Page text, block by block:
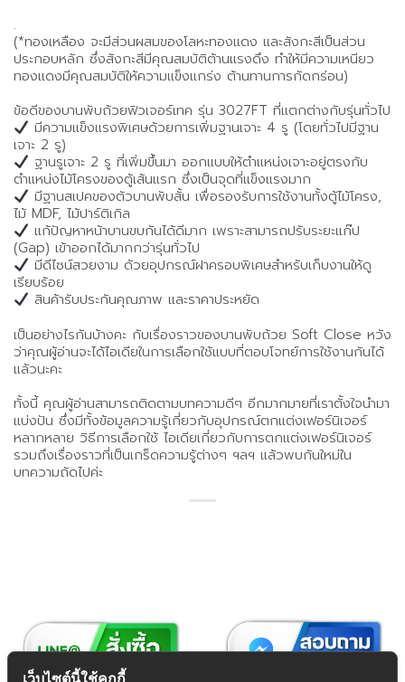
.
(*ทองเหลือง จะมีส่วนผสมของโลหะทองแดง และสังกะสีเป็นส่วน
ประกอบหลัก ซึ่งสังกะสีมีคุณสมบัติต้านแรงดึง ทำให้มีความเหนียว
ทองแดงมีคุณสมบัติให้ความแข็งแกร่ง ต้านทานการกัดกร่อน)
ข้อดีของบานพับถ้วยฟิวเจอร์เทค รุ่น 3027FT ที่แตกต่างกับรุ่นทั่วไป
มีความแข็งแรงพิเศษด้วยการเพิ่มฐานเจาะ 4 รู (โดยทั่วไปมีฐาน
เจาะ 2 รู)
ฐานรูเจาะ 2 รู ที่เพิ่มขึ้นมา ออกแบบให้ตำแหน่งเจาะอยู่ตรงกับ
ตำแหน่งไม้โครงของตู้เส้นแรก ซึ่งเป็นจุดที่แข็งแรงมาก
มีฐานสเปคของตัวบานพับสั้น เพื่อรองรับการใช้งานทั้งตู้ไม้โครง,
ไม้ MDF, ไม้ปาร์ติเกิล
แก้ปัญหาหน้าบานขบกันได้ดีมาก เพราะสามารถปรับระยะแก๊ป
(Gap) เข้าออกได้มากกว่ารุ่นทั่วไป
มีดีไซน์สวยงาม ด้วยอุปกรณ์ฝาครอบพิเศษสำหรับเก็บงานให้ดู
เรียบร้อย
สินค้ารับประกันคุณภาพ และราคาประหยัด
เป็นอย่างไรกันบ้างคะ กับเรื่องราวของบานพับถ้วย Soft Close หวัง
ว่าคุณผู้อ่านจะได้ไอเดียในการเลือกใช้แบบที่ตอบโจทย์การใช้งานกันได้
แล้วนะคะ
ทั้งนี้ คุณผู้อ่านสามารถติดตามบทความดีๆ อีกมากมายที่เราตั้งใจนำมา
แบ่งปัน ซึ่งมีทั้งข้อมูลความรู้เกี่ยวกับอุปกรณ์ตกแต่งเฟอร์นิเจอร์
หลากหลาย วิธีการเลือกใช้ ไอเดียเกี่ยวกับการตกแต่งเฟอร์นิเจอร์
รวมถึงเรื่องราวที่เป็นเกร็ดความรู้ต่างๆ ฯลฯ แล้วพบกันใหม่ใน
บทความถัดไปค่ะ
เว็บไซต์นี้ใช้คุกกี้